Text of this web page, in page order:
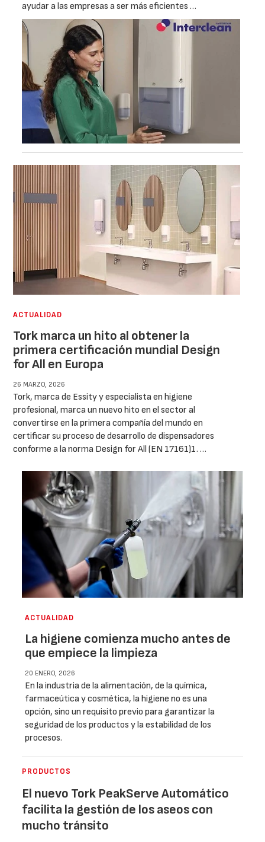
ayudar a las empresas a ser más eficientes …
ACTUALIDAD
Tork marca un hito al obtener la
primera certificación mundial Design
for All en Europa
26 MARZO, 2026
Tork, marca de Essity y especialista en higiene
profesional, marca un nuevo hito en el sector al
convertirse en la primera compañía del mundo en
certificar su proceso de desarrollo de dispensadores
conforme a la norma Design for All (EN 17161)1. …
ACTUALIDAD
La higiene comienza mucho antes de
que empiece la limpieza
20 ENERO, 2026
En la industria de la alimentación, de la química,
farmaceútica y cosmética, la higiene no es una
opción, sino un requisito previo para garantizar la
seguridad de los productos y la estabilidad de los
procesos.
PRODUCTOS
El nuevo Tork PeakServe Automático
facilita la gestión de los aseos con
mucho tránsito